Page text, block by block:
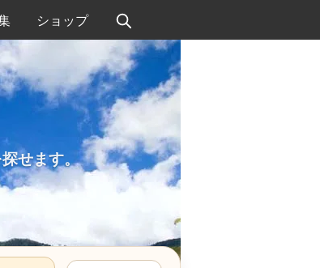
ショップ
せます。